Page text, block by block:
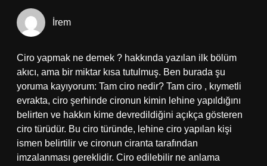
İrem
Ciro yapmak ne demek ? hakkında yazılan ilk bölüm
akıcı, ama bir miktar kısa tutulmuş. Ben burada şu
yoruma kayıyorum: Tam ciro nedir? Tam ciro , kıymetli
evrakta, ciro şerhinde cironun kimin lehine yapıldığını
belirten ve hakkın kime devredildiğini açıkça gösteren
ciro türüdür. Bu ciro türünde, lehine ciro yapılan kişi
ismen belirtilir ve cironun ciranta tarafından
imzalanması gereklidir. Ciro edilebilir ne anlama